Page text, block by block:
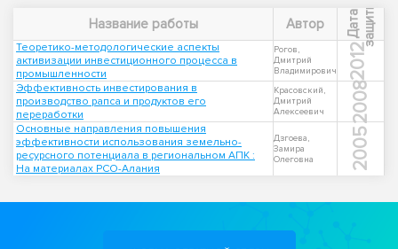
Название работы Автор Д
а
т
а
з
а
щ
и
т ы
Теоретико-методологические аспекты
активизации инвестиционного процесса в
промышленности
Рогов,
Дмитрий
Владимирович
2012
Эффективность инвестирования в
производство рапса и продуктов его
переработки
Красовский,
Дмитрий
Алексеевич
2008
Основные направления повышения
эффективности использования земельно-
ресурсного потенциала в региональном АПК :
На материалах РСО-Алания
Дзгоева,
Замира
Олеговна
2005